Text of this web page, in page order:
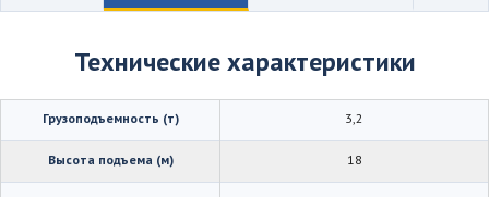
Технические характеристики
Грузоподъемность (т) 3,2
Высота подъема (м) 18